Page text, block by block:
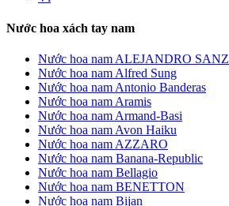
Nước hoa xách tay nam
Nước hoa nam ALEJANDRO SANZ
Nước hoa nam Alfred Sung
Nước hoa nam Antonio Banderas
Nước hoa nam Aramis
Nước hoa nam Armand-Basi
Nước hoa nam Avon Haiku
Nước hoa nam AZZARO
Nước hoa nam Banana-Republic
Nước hoa nam Bellagio
Nước hoa nam BENETTON
Nước hoa nam Bijan